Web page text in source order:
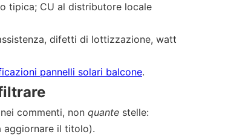
tipica; CU al distributore locale
difetti di lottizzazione, watt
pannelli solari balcone.
commenti, non quante stelle:
aggiornare il titolo).